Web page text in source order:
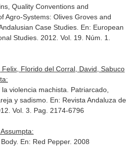
Quality Conventions and
Agro-Systems: Olives Groves and
Case Studies. En: European
Studies. 2012. Vol. 19. Núm. 1.
Felix, Florido del Corral, David, Sabuco
violencia machista. Patriarcado,
y sadismo. En: Revista Andaluza de
Vol. 3. Pag. 2174-6796
En: Red Pepper. 2008